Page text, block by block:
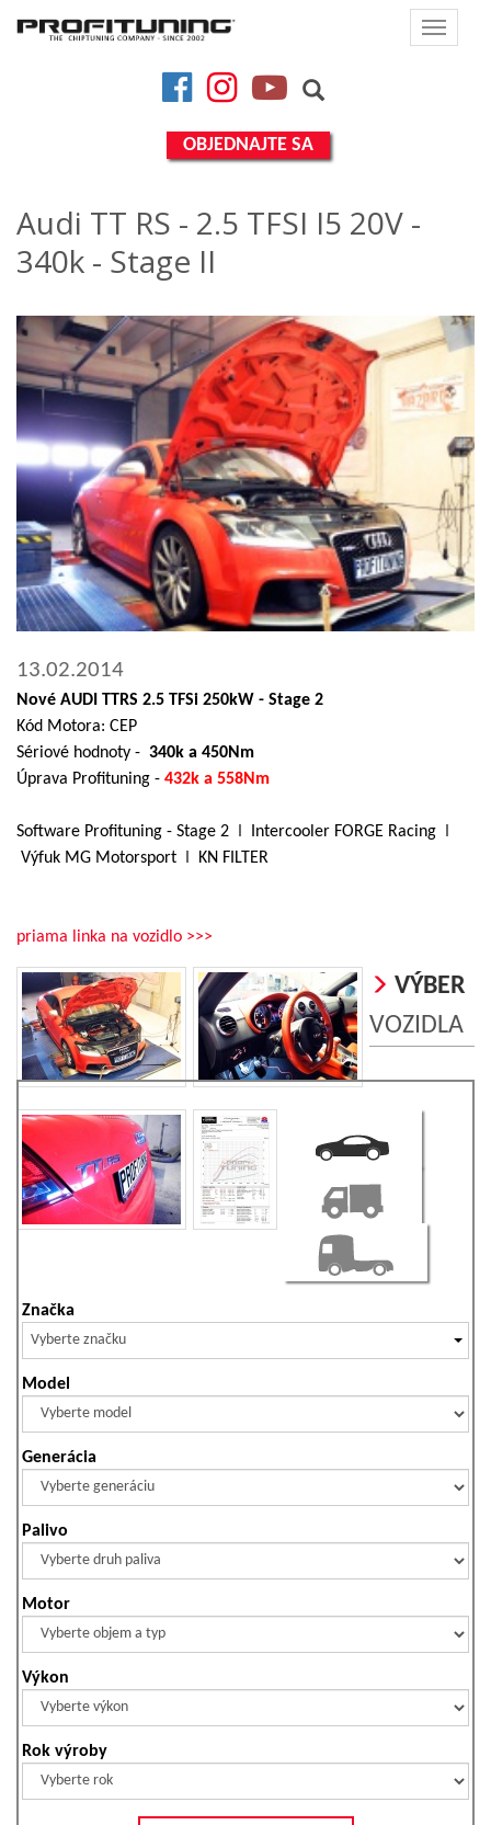
Toggle
FacebookInstagramYouTube
OBJEDNAJTE SA
Audi TT RS - 2.5 TFSI I5 20V -
340k - Stage II
13.02.2014
Nové AUDI TTRS 2.5 TFSi 250kW - Stage 2
Kód Motora: CEP
Sériové hodnoty - 340k a 450Nm
Úprava Profituning - 432k a 558Nm
Software Profituning - Stage 2 Intercooler FORGE Racing
Výfuk MG Motorsport
KN FILTER
priama linka na vozidlo >>>
VÝBER
VOZIDLA
Značka
Vyberte značku
Model
Generácia
Palivo
Motor
Výkon
Rok výroby